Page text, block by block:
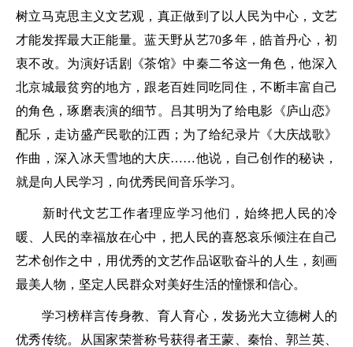
树立马克思主义文艺观，真正做到了以人民为中心，文艺
才能发挥最大正能量。蓝天野从艺70多年，皓首丹心，初
衷不改。为演好话剧《茶馆》中秦二爷这一角色，他深入
北京城最贫穷的地方，跟老百姓同吃同住，不断丰富自己
的角色，琢磨表演的细节。吕其明为了给电影《庐山恋》
配乐，走访盛产民歌的江西；为了给纪录片《大庆战歌》
作曲，深入冰天雪地的大庆……他说，自己创作的秘诀，
就是向人民学习，向优秀民间音乐学习。
新时代文艺工作者理应学习他们，始终把人民的冷
暖、人民的幸福放在心中，把人民的喜怒哀乐倾注在自己
艺术创作之中，用优秀的文艺作品讴歌奋斗的人生，刻画
最美人物，坚定人民群众对美好生活的憧憬和信心。
学习榜样言传身教、育人育心，发扬光大立德树人的
优秀传统。从国家荣誉称号获得者王蒙、秦怡、郭兰英、